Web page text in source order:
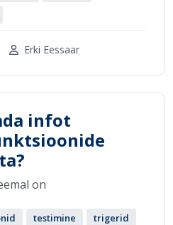
Erki Eessaar
infot
on
testimine
trigerid